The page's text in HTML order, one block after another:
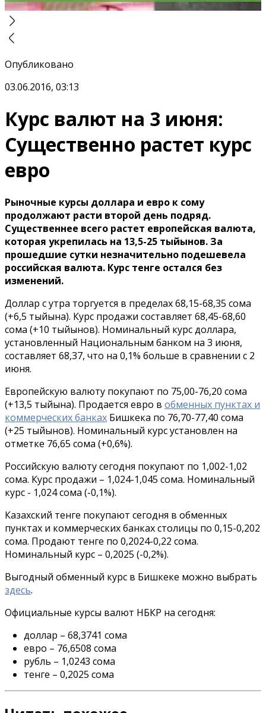
Опубликовано
03.06.2016, 03:13
Курс валют на 3 июня:
Существенно растет курс
евро
Рыночные курсы доллара и евро к сому
продолжают расти второй день подряд.
Существеннее всего растет европейская валюта,
которая укрепилась на 13,5-25 тыйынов. За
прошедшие сутки незначительно подешевела
российская валюта. Курс тенге остался без
изменений.
Доллар с утра торгуется в пределах 68,15-68,35 сома
(+6,5 тыйына). Курс продажи составляет 68,45-68,60
сома (+10 тыйынов). Номинальный курс доллара,
установленный Национальным банком на 3 июня,
составляет 68,37, что на 0,1% больше в сравнении с 2
июня.
Европейскую валюту покупают по 75,00-76,20 сома
(+13,5 тыйына). Продается евро в обменных пунктах и
коммерческих банках Бишкека по 76,70-77,40 сома
(+25 тыйынов). Номинальный курс установлен на
отметке 76,65 сома (+0,6%).
Российскую валюту сегодня покупают по 1,002-1,02
сома. Курс продажи – 1,024-1,045 сома. Номинальный
курс - 1,024 сома (-0,1%).
Казахский тенге покупают сегодня в обменных
пунктах и коммерческих банках столицы по 0,15-0,202
сома. Продают тенге по 0,2024-0,22 сома.
Номинальный курс – 0,2025 (-0,2%).
Выгодный обменный курс в Бишкеке можно выбрать
здесь.
Официальные курсы валют НБКР на сегодня:
доллар – 68,3741 сома
евро – 76,6508 сома
рубль – 1,0243 сома
тенге – 0,2025 сома